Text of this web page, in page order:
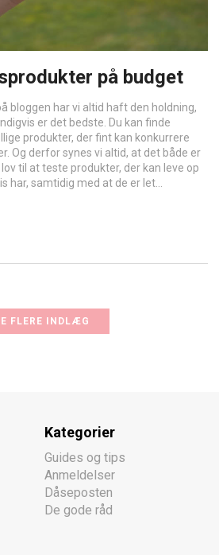
på budget
bloggen har vi altid haft den holdning,
er det bedste. Du kan finde
produkter, der fint kan konkurrere
Og derfor synes vi altid, at det både er
til at teste produkter, der kan leve op
har, samtidig med at de er let...
FLERE INDLÆG
Kategorier
Guides og tips
Anmeldelser
Dåseposten
De gode råd